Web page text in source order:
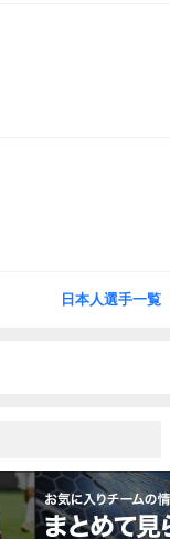
日本人選手一覧